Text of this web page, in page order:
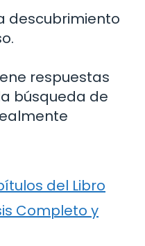
descubrimiento
respuestas
búsqueda de
del Libro
Completo y